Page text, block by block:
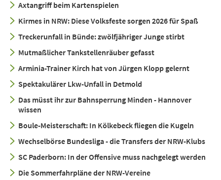
Axtangriff beim Kartenspielen
Kirmes in NRW: Diese Volksfeste sorgen 2026 für Spaß
Treckerunfall in Bünde: zwölfjähriger Junge stirbt
Mutmaßlicher Tankstellenräuber gefasst
Arminia-Trainer Kirch hat von Jürgen Klopp gelernt
Spektakulärer Lkw-Unfall in Detmold
Das müsst ihr zur Bahnsperrung Minden - Hannover
wissen
Boule-Meisterschaft: In Kölkebeck fliegen die Kugeln
Wechselbörse Bundesliga - die Transfers der NRW-Klubs
SC Paderborn: In der Offensive muss nachgelegt werden
Die Sommerfahrpläne der NRW-Vereine